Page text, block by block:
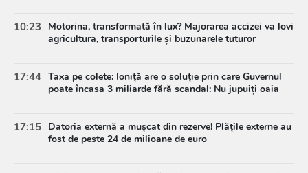
10:23
Motorina, transformată în lux? Majorarea accizei va lovi
agricultura, transporturile și buzunarele tuturor
17:44 Taxa pe colete: Ioniță are o soluție prin care Guvernul
poate încasa 3 miliarde fără scandal: Nu jupuiți oaia
17:15 Datoria externă a mușcat din rezerve! Plățile externe au
fost de peste 24 de milioane de euro